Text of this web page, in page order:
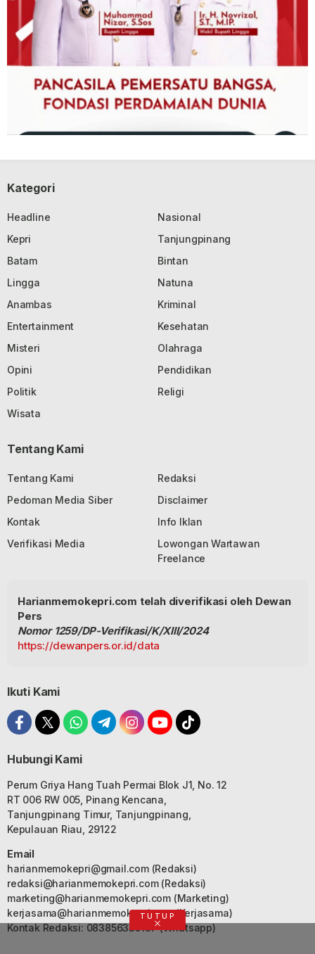
Kategori
Headline
Nasional
Kepri
Tanjungpinang
Batam
Bintan
Lingga
Natuna
Anambas
Kriminal
Entertainment
Kesehatan
Misteri
Olahraga
Opini
Pendidikan
Politik
Religi
Wisata
Tentang Kami
Tentang Kami
Redaksi
Pedoman Media Siber
Disclaimer
Kontak
Info Iklan
Verifikasi Media
Lowongan Wartawan
Freelance
Harianmemokepri.com telah diverifikasi oleh Dewan
Pers
Nomor 1259/DP-Verifikasi/K/XIII/2024
https://dewanpers.or.id/data
Ikuti Kami
Hubungi Kami
Perum Griya Hang Tuah Permai Blok J1, No. 12
RT 006 RW 005, Pinang Kencana,
Tanjungpinang Timur, Tanjungpinang,
Kepulauan Riau, 29122
Email
harianmemokepri@gmail.com(Redaksi)
redaksi@harianmemokepri.com(Redaksi)
marketing@harianmemokepri.com(Marketing)
kerjasama@harianmemokepri.com(Kerjasama)
Kontak Redaksi: 083856335187 (Whatsapp)
TUTUP